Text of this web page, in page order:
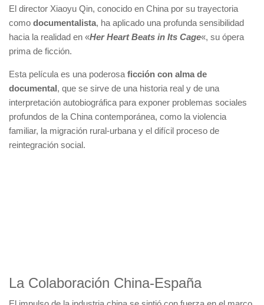
El director Xiaoyu Qin, conocido en China por su trayectoria
como documentalista, ha aplicado una profunda sensibilidad
hacia la realidad en «Her Heart Beats in Its Cage«, su ópera
prima de ficción.
Esta película es una poderosa ficción con alma de
documental, que se sirve de una historia real y de una
interpretación autobiográfica para exponer problemas sociales
profundos de la China contemporánea, como la violencia
familiar, la migración rural-urbana y el difícil proceso de
reintegración social.
La Colaboración China-España